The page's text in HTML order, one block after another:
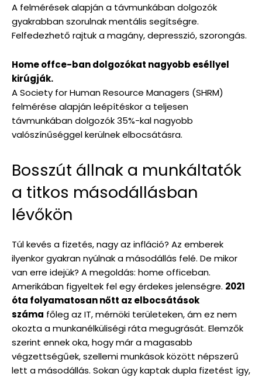
A felmérések alapján a távmunkában dolgozók
gyakrabban szorulnak mentális segítségre.
Felfedezhető rajtuk a magány, depresszió, szorongás.
Home offce-ban dolgozókat nagyobb eséllyel
kirúgják.
A Society for Human Resource Managers (SHRM)
felmérése alapján leépítéskor a teljesen
távmunkában dolgozók 35%-kal nagyobb
valószínűséggel kerülnek elbocsátásra.
Bosszút állnak a munkáltatók
a titkos másodállásban
lévőkön
Túl kevés a fizetés, nagy az infláció? Az emberek
ilyenkor gyakran nyúlnak a másodállás felé. De mikor
van erre idejük? A megoldás: home officeban.
Amerikában figyeltek fel egy érdekes jelenségre. 2021
óta folyamatosan nőtt az elbocsátások
száma főleg az IT, mérnöki területeken, ám ez nem
okozta a munkanélküliségi ráta megugrását. Elemzők
szerint ennek oka, hogy már a magasabb
végzettségűek, szellemi munkások között népszerű
lett a másodállás. Sokan úgy kaptak dupla fizetést így,